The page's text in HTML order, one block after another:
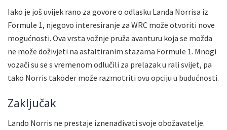
Iako je još uvijek rano za govore o odlasku Landa Norrisa iz
Formule 1, njegovo interesiranje za WRC može otvoriti nove
mogućnosti. Ova vrsta vožnje pruža avanturu koja se možda
ne može doživjeti na asfaltiranim stazama Formule 1. Mnogi
vozači su se s vremenom odlučili za prelazak u rali svijet, pa
tako Norris također može razmotriti ovu opciju u budućnosti.
Zaključak
Lando Norris ne prestaje iznenađivati svoje obožavatelje.